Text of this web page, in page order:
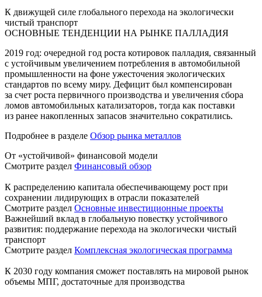
К движущей силе глобального перехода на экологически
чистый транспорт
ОСНОВНЫЕ ТЕНДЕНЦИИ НА РЫНКЕ ПАЛЛАДИЯ
2019 год: очередной год роста котировок палладия, связанный
с устойчивым увеличением потребления в автомобильной
промышленности на фоне ужесточения экологических
стандартов по всему миру. Дефицит был компенсирован
за счет роста первичного производства и увеличения сбора
ломов автомобильных катализаторов, тогда как поставки
из ранее накопленных запасов значительно сократились.
Подробнее в разделе Обзор рынка металлов
От «устойчивой» финансовой модели
Смотрите раздел Финансовый обзор
К распределению капитала обеспечивающему рост при
сохранении лидирующих в отрасли показателей
Смотрите раздел Основные инвестиционные проекты
Важнейший вклад в глобальную повестку устойчивого
развития: поддержание перехода на экологически чистый
транспорт
Смотрите раздел Комплексная экологическая программа
К 2030 году компания сможет поставлять на мировой рынок
объемы МПГ, достаточные для производства